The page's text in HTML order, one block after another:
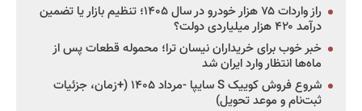
راز واردات ۷۵ هزار خودرو در سال ۱۴۰۵؛ تنظیم بازار یا تضمین
درآمد ۴۲۰ هزار میلیاردی دولت؟
خبر خوب برای خریداران نیسان ترا؛ محموله قطعات پس از
ماه‌ها انتظار وارد ایران شد
شروع فروش کوییک S سایپا -مرداد ۱۴۰۵ (+زمان، جزئیات
ثبت‌نام و موعد تحویل)